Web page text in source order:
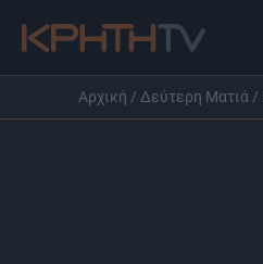
Αρχική / Δεύτερη Ματιά /